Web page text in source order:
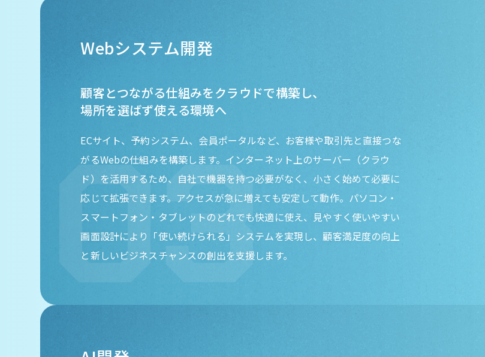
Webシステム開発
顧客とつながる仕組みをクラウドで構築し、
場所を選ばず使える環境へ
ECサイト、予約システム、会員ポータルなど、お客様や取引先と直接つな
がるWebの仕組みを構築します。インターネット上のサーバー（クラウ
ド）を活用するため、自社で機器を持つ必要がなく、小さく始めて必要に
応じて拡張できます。アクセスが急に増えても安定して動作。パソコン・
スマートフォン・タブレットのどれでも快適に使え、見やすく使いやすい
画面設計により「使い続けられる」システムを実現し、顧客満足度の向上
と新しいビジネスチャンスの創出を支援します。